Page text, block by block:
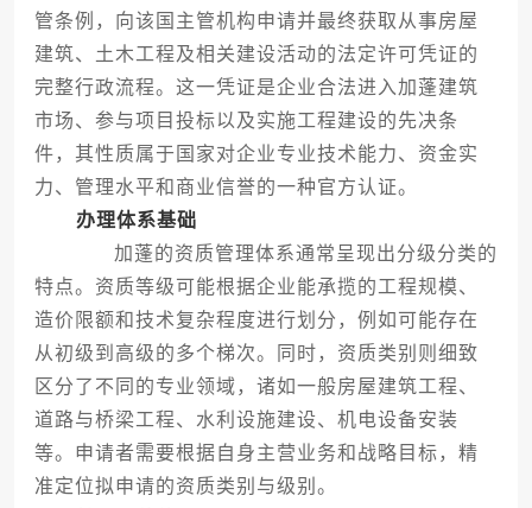
管条例，向该国主管机构申请并最终获取从事房屋
建筑、土木工程及相关建设活动的法定许可凭证的
完整行政流程。这一凭证是企业合法进入加蓬建筑
市场、参与项目投标以及实施工程建设的先决条
件，其性质属于国家对企业专业技术能力、资金实
力、管理水平和商业信誉的一种官方认证。
办理体系基础
加蓬的资质管理体系通常呈现出分级分类的
特点。资质等级可能根据企业能承揽的工程规模、
造价限额和技术复杂程度进行划分，例如可能存在
从初级到高级的多个梯次。同时，资质类别则细致
区分了不同的专业领域，诸如一般房屋建筑工程、
道路与桥梁工程、水利设施建设、机电设备安装
等。申请者需要根据自身主营业务和战略目标，精
准定位拟申请的资质类别与级别。